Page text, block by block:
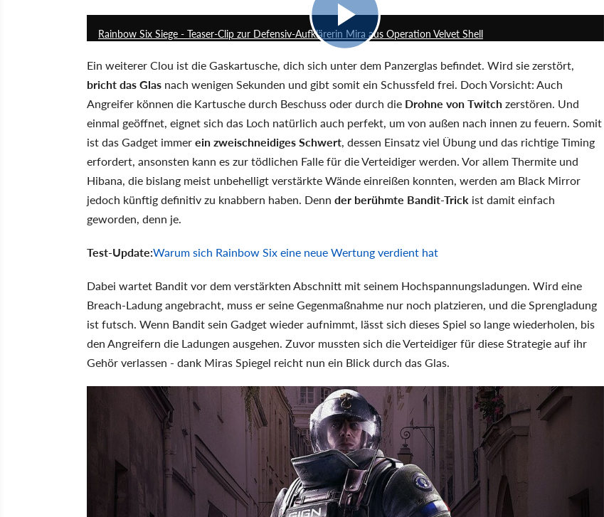
Rainbow Six Siege - Teaser-Clip zur Defensiv-Aufklärerin Mira aus Operation Velvet Shell
Ein weiterer Clou ist die Gaskartusche, dich sich unter dem Panzerglas befindet. Wird sie zerstört,
bricht das Glas nach wenigen Sekunden und gibt somit ein Schussfeld frei. Doch Vorsicht: Auch
Angreifer können die Kartusche durch Beschuss oder durch die Drohne von Twitchzerstören. Und
einmal geöffnet, eignet sich das Loch natürlich auch perfekt, um von außen nach innen zu feuern. Somit
ist das Gadget immerein zweischneidiges Schwert, dessen Einsatz viel Übung und das richtige Timing
erfordert, ansonsten kann es zur tödlichen Falle für die Verteidiger werden. Vor allem Thermite und
Hibana, die bislang meist unbehelligt verstärkte Wände einreißen konnten, werden am Black Mirror
jedoch künftig definitiv zu knabbern haben. Denn der berühmte Bandit-Trick ist damit einfach
geworden, denn je.
Test-Update:Warum sich Rainbow Six eine neue Wertung verdient hat
Dabei wartet Bandit vor dem verstärkten Abschnitt mit seinem Hochspannungsladungen. Wird eine
Breach-Ladung angebracht, muss er seine Gegenmaßnahme nur noch platzieren, und die Sprengladung
ist futsch. Wenn Bandit sein Gadget wieder aufnimmt, lässt sich dieses Spiel so lange wiederholen, bis
den Angreifern die Ladungen ausgehen. Zuvor mussten sich die Verteidiger für diese Strategie auf ihr
Gehör verlassen - dank Miras Spiegel reicht nun ein Blick durch das Glas.